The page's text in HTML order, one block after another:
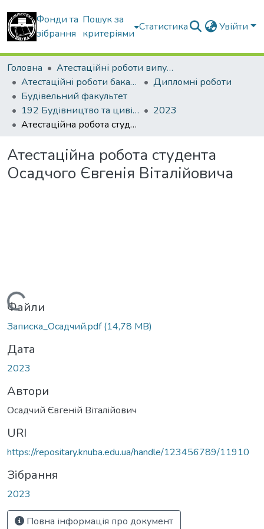
Фонди та
зібрання
Пошук за
критеріями
Статистика Увійти
Головна
Атестаційні роботи випускників
Атестаційні роботи бакалаврів
Дипломні роботи
Будівельний факультет
192 Будівництво та цивільна інженерія. Промислове і цивільне будівництво
2023
Атестаційна робота студента Осадчого Євгенія Віталійовича
Атестаційна робота студента
Осадчого Євгенія Віталійовича
Вантажиться...
Файли
Записка_Осадчий.pdf(14,78 MB)
Дата
2023
Автори
Осадчий Євгеній Віталійович
URI
https://repositary.knuba.edu.ua/handle/123456789/11910
Зібрання
2023
Повна інформація про документ